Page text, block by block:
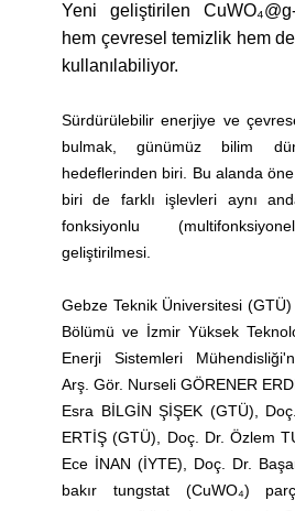
Yeni geliştirilen
hem çevresel temizlik hem
kullanılabiliyor.
Sürdürülebilir enerjiye ve
bulmak, günümüz bilim
hedeflerinden biri. Bu alanda
biri de farklı işlevleri aynı
fonksiyonlu
geliştirilmesi.
Gebze Teknik Üniversitesi
Bölümü ve İzmir Yüksek
Enerji Sistemleri
Arş. Gör. Nurseli GÖRENER
Esra BİLGİN ŞİŞEK (GTÜ),
ERTİŞ (GTÜ), Doç. Dr. Özlem
Ece İNAN (İYTE), Doç. Dr.
bakır tungstat (CuWO₄)